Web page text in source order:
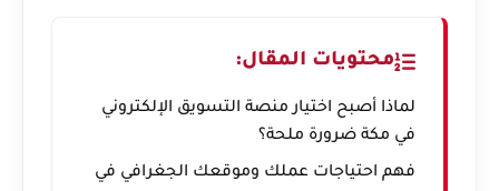
محتويات المقال:
لماذا أصبح اختيار منصة التسويق الإلكتروني
في مكة ضرورة ملحة؟
فهم احتياجات عملك وموقعك الجغرافي في